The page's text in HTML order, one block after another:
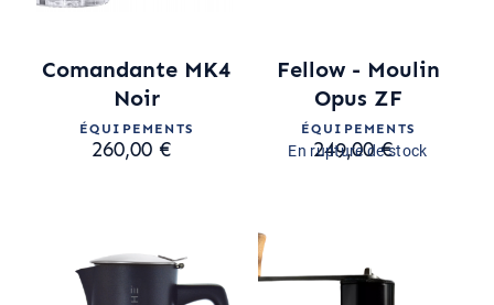
Comandante MK4
Noir
ÉQUIPEMENTS
260,00 €
Fellow - Moulin
Opus ZF
ÉQUIPEMENTS
249,00 €
En rupture de stock